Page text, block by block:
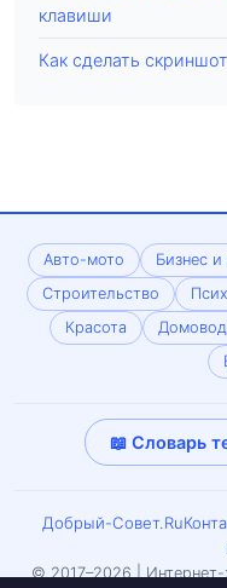
клавиши
Как сделать
Авто-мото Бизнес и
Строительство
Красота
📖 Словарь
Добрый-Совет.Ru
© 2017–2026 |